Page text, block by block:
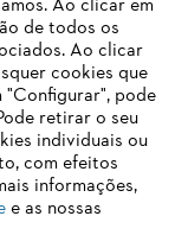
sobre cookies
Ao clicar em
de todos os
Ao clicar
cookies que
"Configurar", pode
retirar o seu
individuais ou
com efeitos
informações,
e as nossas